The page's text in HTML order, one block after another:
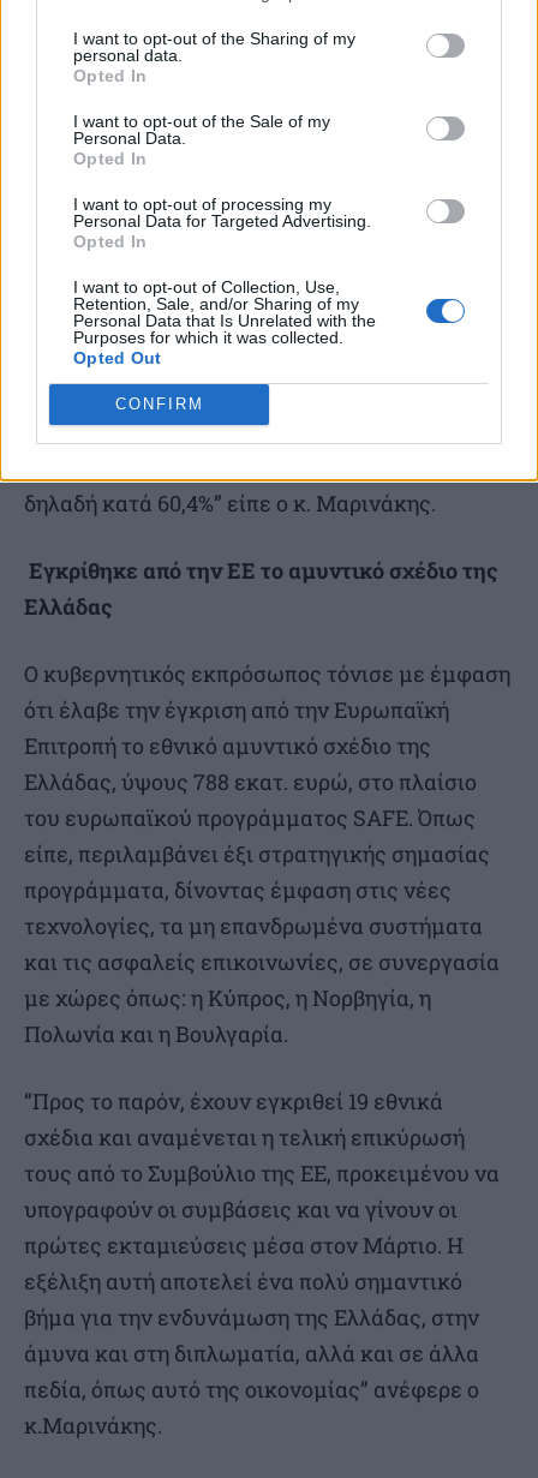
I want to opt-out of the Sharing of my
personal data.
Opted In
I want to opt-out of the Sale of my
Personal Data.
Opted In
I want to opt-out of processing my
Personal Data for Targeted Advertising.
Opted In
I want to opt-out of Collection, Use,
Retention, Sale, and/or Sharing of my
Personal Data that Is Unrelated with the
Purposes for which it was collected.
Opted Out
CONFIRM
“Τα περισσότερα χρήματα, 154,8
δισεκατομμύρια, αναλογούν σε αποταμιεύσεις
νοικοκυριών, τα οποία είδαν τα υπόλοιπά τους
να αυξάνονται κατά σχεδόν 4,5 δισεκατομμύρια
Δεκεμβρίου του 2025.
Αξίζει να επισημανθεί πως στις αρχές του 2019
οι ιδιωτικές αποταμιεύσεις στα ελληνικά
ιδρύματα ανέρχονταν σε περίπου 132,9
δισεκατομμύρια ευρώ. Πρακτικά αυτό
σημαίνει, ότι σε μία επταετία οι καταθέσεις
δηλαδή κατά 60,4%” είπε ο κ. Μαρινάκης.
Εγκρίθηκε από την ΕΕ το αμυντικό σχέδιο της
Ελλάδας
Ο κυβερνητικός εκπρόσωπος τόνισε με έμφαση
ότι έλαβε την έγκριση από την Ευρωπαϊκή
Επιτροπή το εθνικό αμυντικό σχέδιο της
Ελλάδας, ύψους 788 εκατ. ευρώ, στο πλαίσιο
του ευρωπαϊκού προγράμματος SAFE. Όπως
είπε, περιλαμβάνει έξι στρατηγικής σημασίας
προγράμματα, δίνοντας έμφαση στις νέες
τεχνολογίες, τα μη επανδρωμένα συστήματα
και τις ασφαλείς επικοινωνίες, σε συνεργασία
με χώρες όπως: η Κύπρος, η Νορβηγία, η
Πολωνία και η Βουλγαρία.
“Προς το παρόν, έχουν εγκριθεί 19 εθνικά
σχέδια και αναμένεται η τελική επικύρωσή
τους από το Συμβούλιο της ΕΕ, προκειμένου να
υπογραφούν οι συμβάσεις και να γίνουν οι
πρώτες εκταμιεύσεις μέσα στον Μάρτιο. Η
εξέλιξη αυτή αποτελεί ένα πολύ σημαντικό
βήμα για την ενδυνάμωση της Ελλάδας, στην
άμυνα και στη διπλωματία, αλλά και σε άλλα
πεδία, όπως αυτό της οικονομίας” ανέφερε ο
κ.Μαρινάκης.